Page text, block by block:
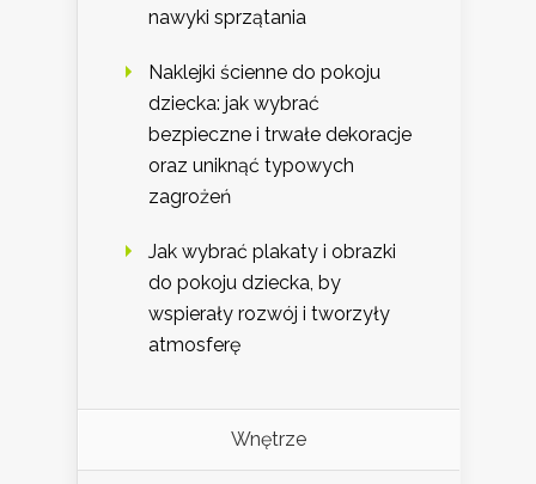
nawyki sprzątania
Naklejki ścienne do pokoju
dziecka: jak wybrać
bezpieczne i trwałe dekoracje
oraz uniknąć typowych
zagrożeń
Jak wybrać plakaty i obrazki
do pokoju dziecka, by
wspierały rozwój i tworzyły
atmosferę
Wnętrze